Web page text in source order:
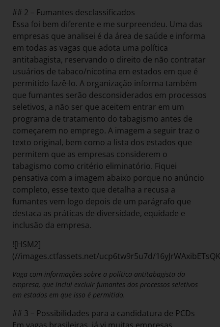
## 2 – Fumantes desclassificados
Essa foi bem diferente e me surpreendeu. Uma das
empresas que analisei é da área de saúde e informa
em todas as vagas que adota uma política
antitabagista, reservando o direito de não contratar
usuários de tabaco/nicotina em estados em que é
permitido fazê-lo. A organização informa também
que fumantes serão desconsiderados em processos
seletivos, a não ser que aceitem entrar em um
programa de tratamento do tabagismo antes de
começarem no emprego. A imagem a seguir traz o
texto original, bem como a lista dos estados que
permitem que as empresas considerem o
tabagismo como critério eliminatório. Fiquei
pensativa com a imagem abaixo porque no anúncio
completo, esse texto que detalha a recusa a
fumantes vem logo depois de um parágrafo que
destaca as práticas de diversidade, equidade e
inclusão da empresa.
![HSM2]
(//images.ctfassets.net/ucp6tw9r5u7d/
Vaga com informações sobre a política antitabagista da
empresa, que inclui excluir fumantes dos processos seletivos
em estados em que isso é permitido.
## 3 – Possibilidades para a candidatura de PCDs